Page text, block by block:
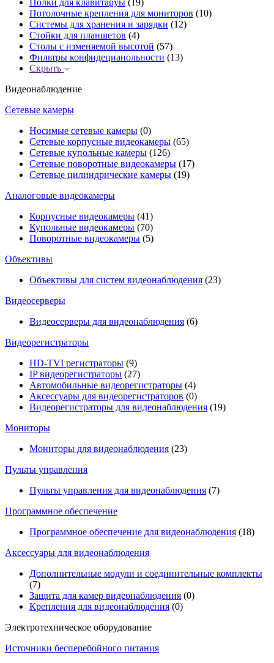
Полки для клавитаруы (19)
Потолочные крепления для мониторов (10)
Системы для хранения и зарядки (12)
Стойки для планшетов (4)
Столы с изменяемой высотой (57)
Фильтры конфидецианольности (13)
Скрыть
Видеонаблюдение
Сетевые камеры
Носимые сетевые камеры (0)
Сетевые корпусные видеокамеры (65)
Сетевые купольные камеры (126)
Сетевые поворотные видеокамеры (17)
Сетевые цилиндрические камеры (19)
Аналоговые видеокамеры
Корпусные видеокамеры (41)
Купольные видеокамеры (70)
Поворотные видеокамеры (5)
Объективы
Объективы для систем видеонаблюдения (23)
Видеосерверы
Видеосерверы для видеонаблюдения (6)
Видеорегистраторы
HD-TVI регистраторы (9)
IP видеорегистраторы (27)
Автомобильные видеорегистраторы (4)
Аксессуары для видеорегистраторов (0)
Видеорегистраторы для видеонаблюдения (19)
Мониторы
Мониторы для видеонаблюдения (23)
Пульты управления
Пульты управления для видеонаблюдения (7)
Программное обеспечение
Программное обеспечение для видеонаблюдения (18)
Аксессуары для видеонаблюдения
Дополнительные модули и соединительные комплекты
(7)
Защита для камер видеонаблюдения (0)
Крепления для видеонаблюдения (0)
Электротехническое оборудование
Источники бесперебойного питания